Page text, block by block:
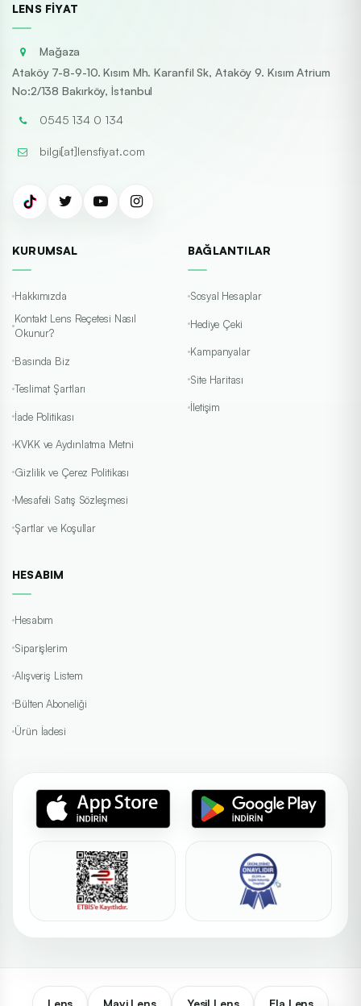
LENS FIYAT
Mağaza
Ataköy 7-8-9-10. Kısım Mh. Karanfil Sk, Ataköy 9. Kısım Atrium
No:2/138 Bakırköy, İstanbul
0545 134 0 134
bilgi[at]lensfiyat.com
KURUMSAL
Hakkımızda
Kontakt Lens Reçetesi Nasıl
Okunur?
Basında Biz
Teslimat Şartları
İade Politikası
KVKK ve Aydınlatma Metni
Gizlilik ve Çerez Politikası
Mesafeli Satış Sözleşmesi
Şartlar ve Koşullar
BAĞLANTILAR
Sosyal Hesaplar
Hediye Çeki
Kampanyalar
Site Haritası
İletişim
HESABIM
Hesabım
Siparişlerim
Alışveriş Listem
Bülten Aboneliği
Ürün İadesi
Lens Mavi Lens Yeşil Lens Ela Lens